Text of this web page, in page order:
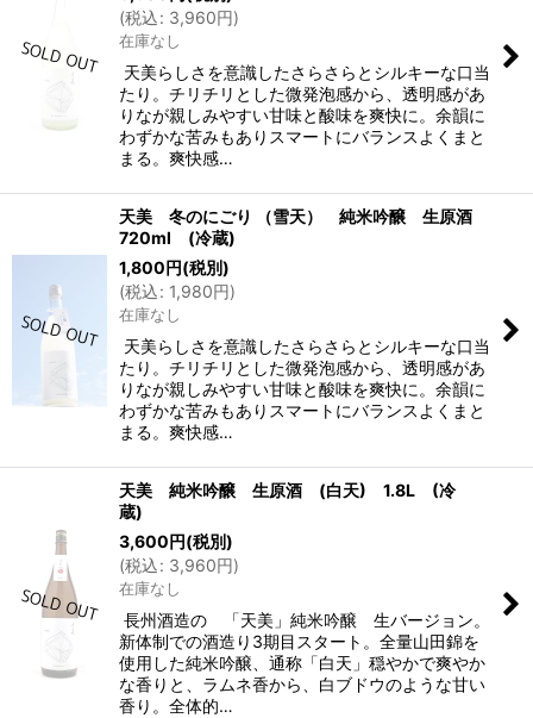
(税込: 3,960円)
在庫なし
天美らしさを意識したさらさらとシルキーな口当
たり。チリチリとした微発泡感から、透明感があ
りなが親しみやすい甘味と酸味を爽快に。余韻に
わずかな苦みもありスマートにバランスよくまと
まる。爽快感…
天美 冬のにごり （雪天） 純米吟醸 生原酒
720ml (冷蔵)
1,800円(税別)
(税込: 1,980円)
在庫なし
天美らしさを意識したさらさらとシルキーな口当
たり。チリチリとした微発泡感から、透明感があ
りなが親しみやすい甘味と酸味を爽快に。余韻に
わずかな苦みもありスマートにバランスよくまと
まる。爽快感…
天美 純米吟醸 生原酒 (白天) 1.8L (冷
蔵)
3,600円(税別)
(税込: 3,960円)
在庫なし
長州酒造の 「天美」純米吟醸 生バージョン。
新体制での酒造り3期目スタート。全量山田錦を
使用した純米吟醸、通称「白天」穏やかで爽やか
な香りと、ラムネ香から、白ブドウのような甘い
香り。全体的…